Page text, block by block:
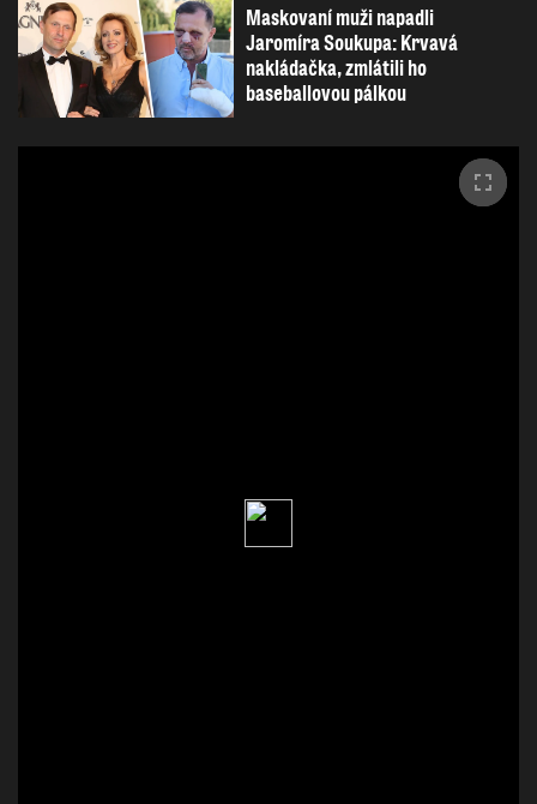
Maskovaní muži napadli
Jaromíra Soukupa: Krvavá
nakládačka, zmlátili ho
baseballovou pálkou